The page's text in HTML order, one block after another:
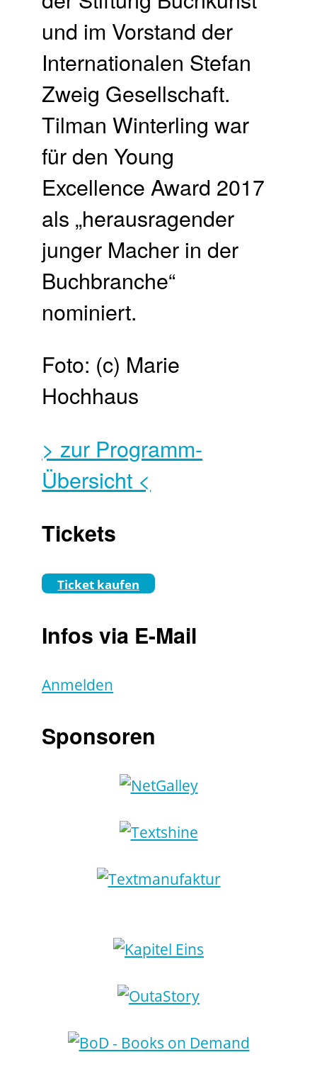
und im Vorstand der
Internationalen Stefan
Zweig Gesellschaft.
Tilman Winterling war
für den Young
Excellence Award 2017
als „herausragender
junger Macher in der
Buchbranche“
nominiert.
Foto: (c) Marie
Hochhaus
> zur Programm-
Übersicht <
Tickets
Ticket kaufen
Infos via E-Mail
Anmelden
Sponsoren